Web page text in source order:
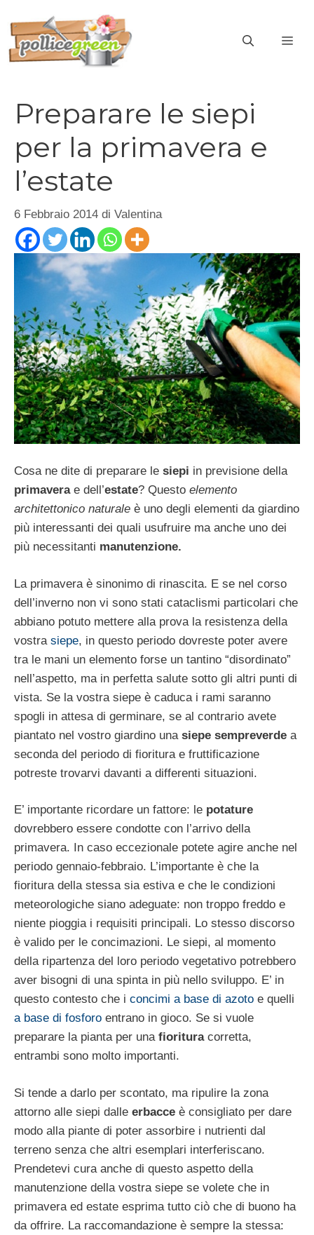
contenuto
Preparare le siepi
per la primavera e
l’estate
6 Febbraio 2014 di Valentina
Cosa ne dite di preparare le siepi in previsione della
primaverae dell’estate? Questo elemento
architettonico naturale è uno degli elementi da giardino
più interessanti dei quali usufruire ma anche uno dei
più necessitanti manutenzione.
La primavera è sinonimo di rinascita. E se nel corso
dell’inverno non vi sono stati cataclismi particolari che
abbiano potuto mettere alla prova la resistenza della
vostra siepe, in questo periodo dovreste poter avere
tra le mani un elemento forse un tantino “disordinato”
nell’aspetto, ma in perfetta salute sotto gli altri punti di
vista. Se la vostra siepe è caduca i rami saranno
spogli in attesa di germinare, se al contrario avete
piantato nel vostro giardino una siepe sempreverde a
seconda del periodo di fioritura e fruttificazione
potreste trovarvi davanti a differenti situazioni.
E’ importante ricordare un fattore: le potature
dovrebbero essere condotte con l’arrivo della
primavera. In caso eccezionale potete agire anche nel
periodo gennaio-febbraio. L’importante è che la
fioritura della stessa sia estiva e che le condizioni
meteorologiche siano adeguate: non troppo freddo e
niente pioggia i requisiti principali. Lo stesso discorso
è valido per le concimazioni. Le siepi, al momento
della ripartenza del loro periodo vegetativo potrebbero
aver bisogni di una spinta in più nello sviluppo. E’ in
questo contesto che i concimi a base di azoto e quelli
a base di fosforo entrano in gioco. Se si vuole
preparare la pianta per una fiorituracorretta,
entrambi sono molto importanti.
Si tende a darlo per scontato, ma ripulire la zona
attorno alle siepi dalle erbacce è consigliato per dare
modo alla piante di poter assorbire i nutrienti dal
terreno senza che altri esemplari interferiscano.
Prendetevi cura anche di questo aspetto della
manutenzione della vostra siepe se volete che in
primavera ed estate esprima tutto ciò che di buono ha
da offrire. La raccomandazione è sempre la stessa: